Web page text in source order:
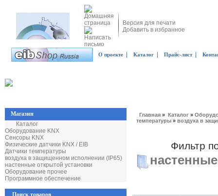
Версия для печати
Добавить в избранное
О проекте Каталог Прайс-лист|
Магазин
Каталог
Оборудование KNX
Сенсоры KNX
Физические датчики KNX / EIB
Датчики температуры
воздуха в защищенном исполнении (IP65)
настенные открытой установки
Оборудование прочее
Программное обеспечение
Поиск товаров
Главная » Каталог »
температуры » воздуха в
Фильтр